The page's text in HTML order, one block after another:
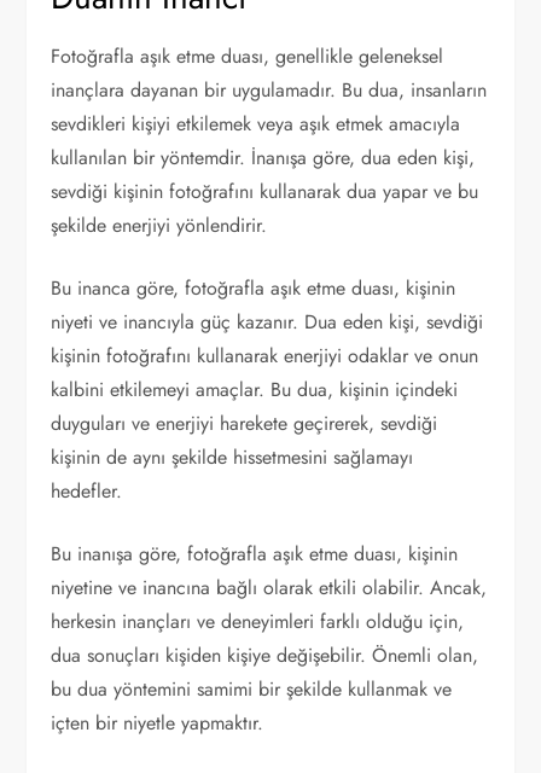
Fotoğrafla aşık etme duası, genellikle geleneksel
inançlara dayanan bir uygulamadır. Bu dua, insanların
sevdikleri kişiyi etkilemek veya aşık etmek amacıyla
kullanılan bir yöntemdir. İnanışa göre, dua eden kişi,
sevdiği kişinin fotoğrafını kullanarak dua yapar ve bu
şekilde enerjiyi yönlendirir.
Bu inanca göre, fotoğrafla aşık etme duası, kişinin
niyeti ve inancıyla güç kazanır. Dua eden kişi, sevdiği
kişinin fotoğrafını kullanarak enerjiyi odaklar ve onun
kalbini etkilemeyi amaçlar. Bu dua, kişinin içindeki
duyguları ve enerjiyi harekete geçirerek, sevdiği
kişinin de aynı şekilde hissetmesini sağlamayı
hedefler.
Bu inanışa göre, fotoğrafla aşık etme duası, kişinin
niyetine ve inancına bağlı olarak etkili olabilir. Ancak,
herkesin inançları ve deneyimleri farklı olduğu için,
dua sonuçları kişiden kişiye değişebilir. Önemli olan,
bu dua yöntemini samimi bir şekilde kullanmak ve
içten bir niyetle yapmaktır.